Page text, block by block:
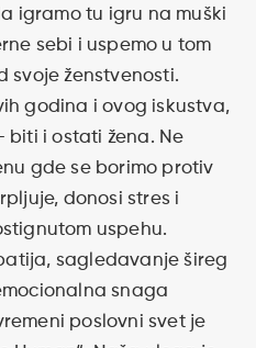
igramo tu igru na muški
sebi i uspemo u tom
svoje ženstvenosti.
godina i ovog iskustva,
biti i ostati žena. Ne
gde se borimo protiv
donosi stres i
uspehu.
sagledavanje šireg
snaga
poslovni svet je